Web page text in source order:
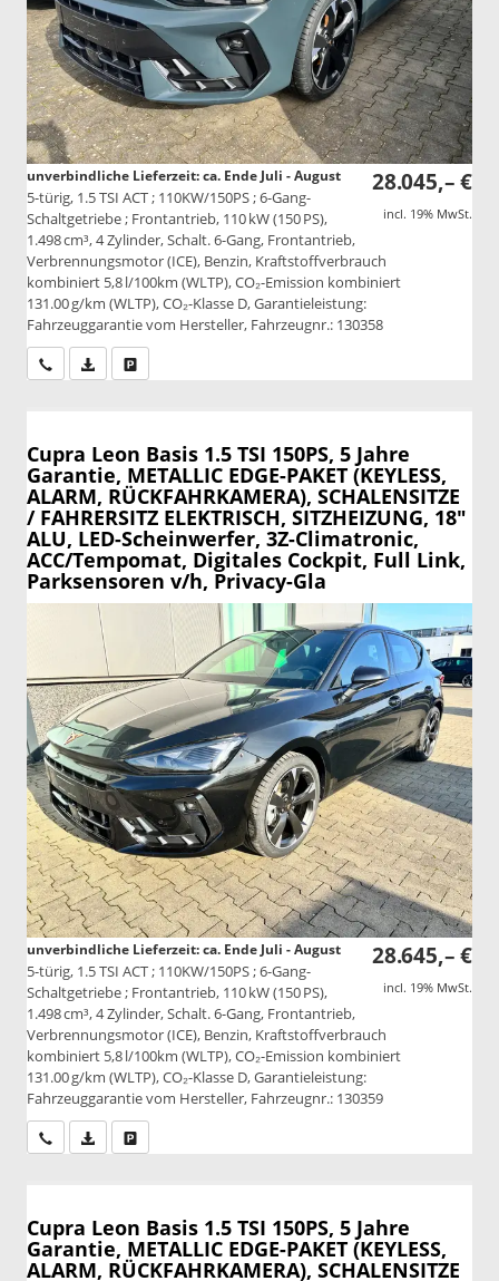
28.045,– €
incl. 19% MwSt.
unverbindliche Lieferzeit: ca. Ende Juli - August
5-türig, 1.5 TSI ACT ; 110KW/150PS ; 6-Gang-
Schaltgetriebe ; Frontantrieb, 110 kW (150 PS),
1.498 cm³, 4 Zylinder, Schalt. 6-Gang, Frontantrieb,
Verbrennungsmotor (ICE), Benzin, Kraftstoffverbrauch
kombiniert 5,8 l/100km (WLTP), CO₂-Emission kombiniert
131.00 g/km (WLTP), CO₂-Klasse D, Garantieleistung:
Fahrzeuggarantie vom Hersteller, Fahrzeugnr.: 130358
Wir rufen Sie anPDF-Datei, Fahrzeugexposé drucken
Cupra Leon Basis 1.5 TSI 150PS, 5 Jahre
Garantie, METALLIC EDGE-PAKET (KEYLESS,
ALARM, RÜCKFAHRKAMERA), SCHALENSITZE
/ FAHRERSITZ ELEKTRISCH, SITZHEIZUNG, 18"
ALU, LED-Scheinwerfer, 3Z-Climatronic,
ACC/Tempomat, Digitales Cockpit, Full Link,
Parksensoren v/h, Privacy-Gla
28.645,– €
incl. 19% MwSt.
unverbindliche Lieferzeit: ca. Ende Juli - August
5-türig, 1.5 TSI ACT ; 110KW/150PS ; 6-Gang-
Schaltgetriebe ; Frontantrieb, 110 kW (150 PS),
1.498 cm³, 4 Zylinder, Schalt. 6-Gang, Frontantrieb,
Verbrennungsmotor (ICE), Benzin, Kraftstoffverbrauch
kombiniert 5,8 l/100km (WLTP), CO₂-Emission kombiniert
131.00 g/km (WLTP), CO₂-Klasse D, Garantieleistung:
Fahrzeuggarantie vom Hersteller, Fahrzeugnr.: 130359
Wir rufen Sie anPDF-Datei, Fahrzeugexposé drucken
Cupra Leon Basis 1.5 TSI 150PS, 5 Jahre
Garantie, METALLIC EDGE-PAKET (KEYLESS,
ALARM, RÜCKFAHRKAMERA), SCHALENSITZE